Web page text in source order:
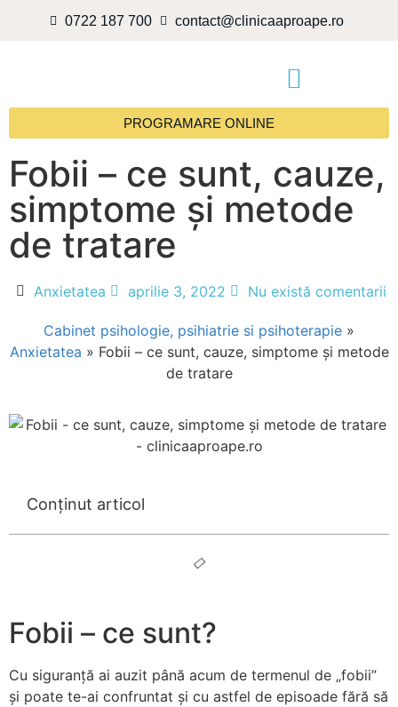
0722 187 700 contact@clinicaaproape.ro
PROGRAMARE ONLINE
Fobii – ce sunt, cauze,
simptome și metode
de tratare
Anxietatea aprilie 3, 2022 Nu există comentarii
Cabinet psihologie, psihiatrie si psihoterapie »
Anxietatea » Fobii – ce sunt, cauze, simptome și metode
de tratare
Conținut articol
Fobii – ce sunt?
Cu siguranță ai auzit până acum de termenul de „fobii”
și poate te-ai confruntat și cu astfel de episoade fără să